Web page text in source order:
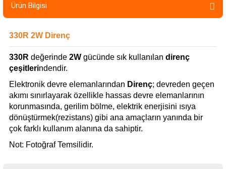
Ürün Bilgisi
330R 2W Direnç
330R değerinde 2W gücünde sık kullanılan direnç
çeşitlerindendir.
Elektronik devre elemanlarından Direnç; devreden geçen
akımı sınırlayarak özellikle hassas devre elemanlarının
korunmasında, gerilim bölme, elektrik enerjisini ısıya
dönüştürmek(rezistans) gibi ana amaçların yanında bir
çok farklı kullanım alanına da sahiptir.
Not: Fotoğraf Temsilidir.